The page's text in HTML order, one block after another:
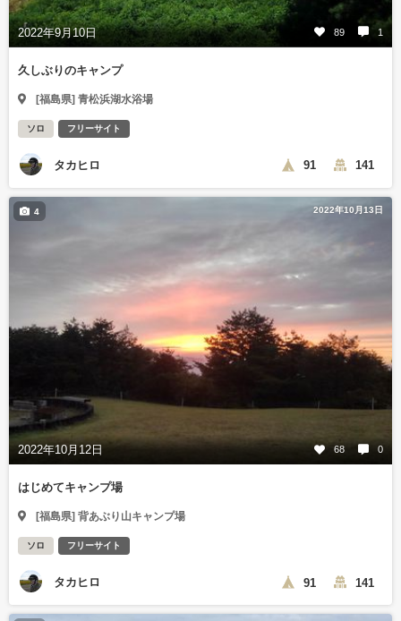
2022年9月10日 89 1
久しぶりのキャンプ
[福島県] 青松浜湖水浴場
ソロ フリーサイト
タカヒロ 91 141
2022年10月13日
2022年10月12日 68 0
4
はじめてキャンプ場
[福島県] 背あぶり山キャンプ場
ソロ フリーサイト
タカヒロ 91 141